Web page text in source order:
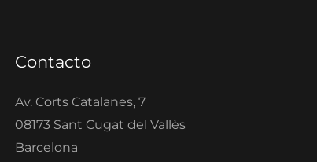
Contacto
Av. Corts Catalanes, 7
08173 Sant Cugat del Vallès
Barcelona